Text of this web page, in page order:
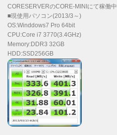
CORESERVERのCORE-MINIにて稼働中
■現使用パソコン(2013/3～)
OS:Winddows7 Pro 64bit
CPU:Core i7 3770(3.4GHz)
Memory:DDR3 32GB
HDD:SSD256GB